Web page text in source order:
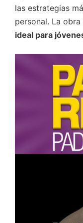
las estrategias
personal. La obra
ideal para